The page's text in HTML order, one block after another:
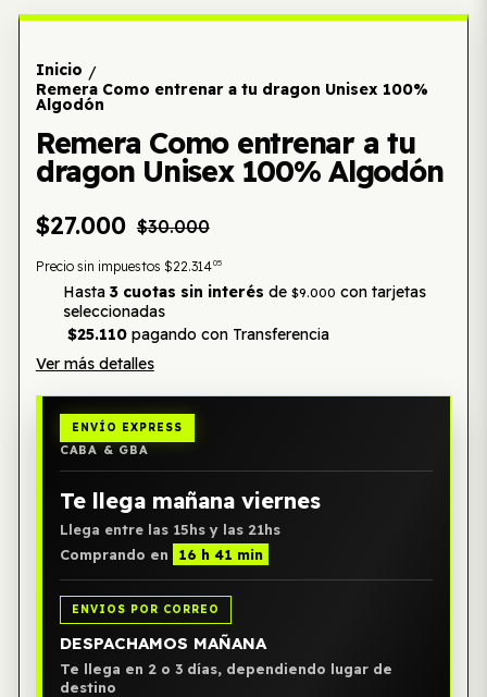
Inicio /
Remera Como entrenar a tu dragon Unisex 100%
Algodón
Remera Como entrenar a tu
dragon Unisex 100% Algodón
$27.000 $30.000
Precio sin impuestos $22.31405
Hasta 3 cuotas sin interés de $9.000 con tarjetas
seleccionadas
$25.110pagando con Transferencia
Ver más detalles
ENVÍO EXPRESS
CABA & GBA
Te llega mañana viernes
Llega entre las 15hs y las 21hs
Comprando en
16 h 41 min
ENVIOS POR CORREO
DESPACHAMOS MAÑANA
Te llega en 2 o 3 días, dependiendo lugar de
destino